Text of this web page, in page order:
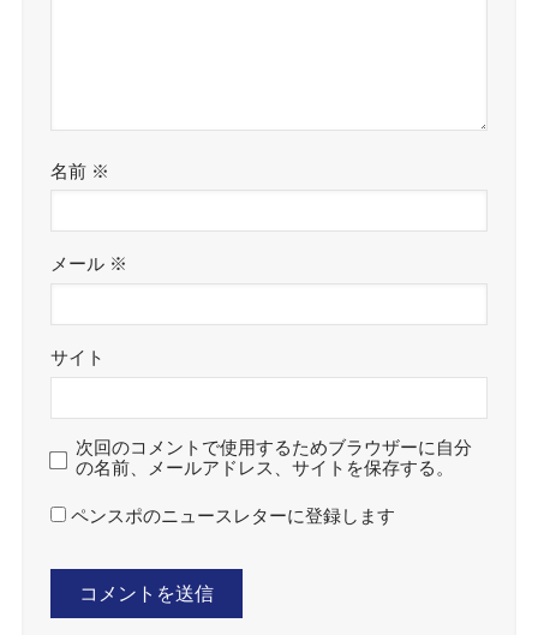
名前 ※
メール ※
サイト
次回のコメントで使用するためブラウザーに自分
の名前、メールアドレス、サイトを保存する。
ペンスポのニュースレターに登録します